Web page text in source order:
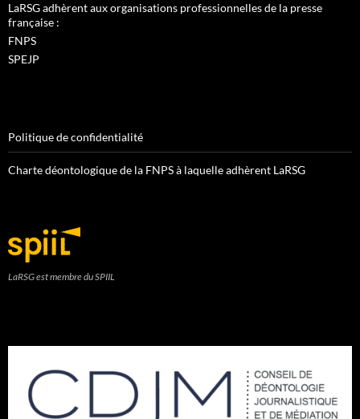
LaRSG adhèrent aux organisations professionnelles de la presse
française :
FNPS
SPEJP
Politique de confidentialité
Charte déontologique de la FNPS à laquelle adhèrent LaRSG
LaRSG est membre du SPIIL